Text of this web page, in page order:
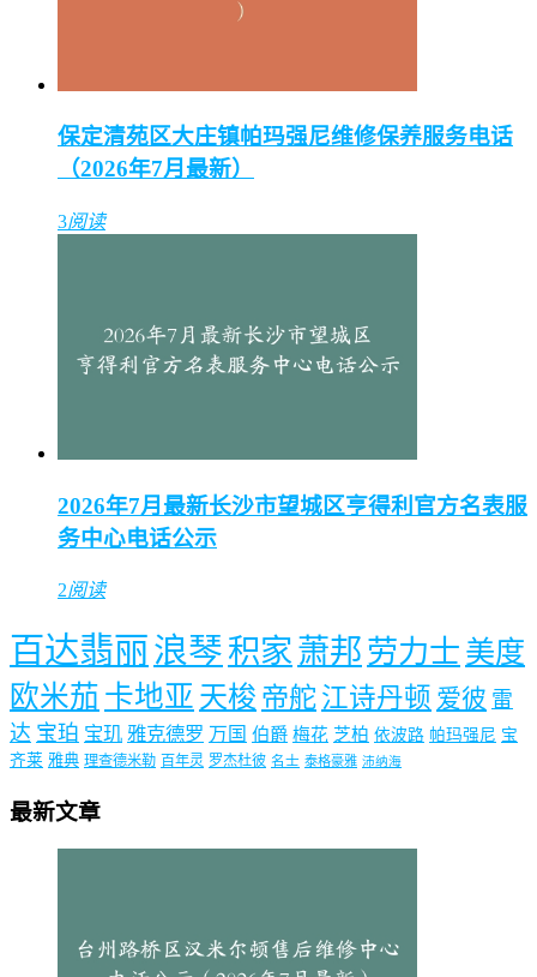
保定清苑区大庄镇帕玛强尼维修保养服务电话
（2026年7月最新）
3阅读
2026年7月最新长沙市望城区亨得利官方名表服
务中心电话公示
2阅读
百达翡丽 浪琴 积家 萧邦 劳力士 美度
欧米茄 卡地亚 天梭 帝舵 江诗丹顿 爱彼 雷
达 宝珀 宝玑 雅克德罗 万国 伯爵 梅花 芝柏 依波路 帕玛强尼 宝
齐莱 雅典 理查德米勒 百年灵 罗杰杜彼 名士 泰格豪雅 沛纳海
最新文章